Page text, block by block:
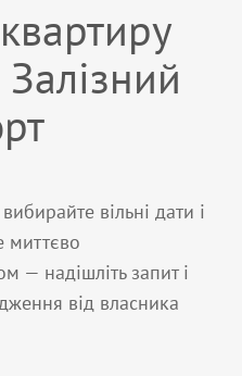
вільні дати і
миттєво
— надішліть запит і
від власника